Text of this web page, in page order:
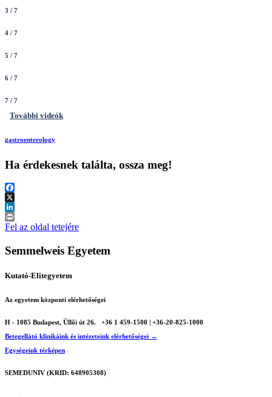
3 / 7
4 / 7
5 / 7
6 / 7
7 / 7
További videók
gastroenterology
Ha érdekesnek találta, ossza meg!
Facebook
X
LinkedIn
Print
Fel az oldal tetejére
Semmelweis Egyetem
Kutató-Elitegyetem
Az egyetem központi elérhetőségei
H - 1085 Budapest, Üllői út 26.
+36 1 459-1500 | +36-20-825-1000
Betegellátó klinikáink és intézeteink elérhetőségei →
Egységeink térképen
SEMEDUNIV (KRID: 648905308)